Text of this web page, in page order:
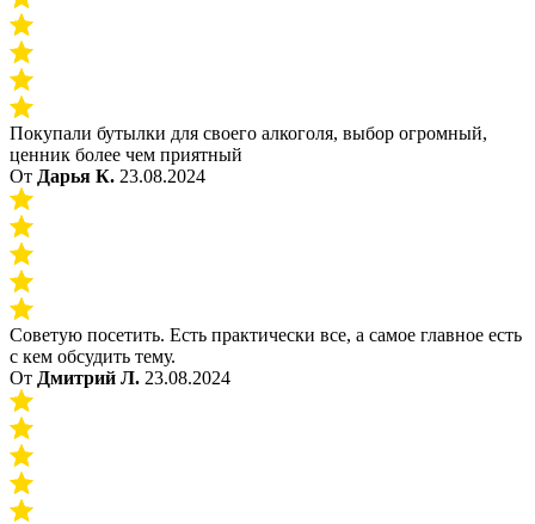
Покупали бутылки для своего алкоголя, выбор огромный,
ценник более чем приятный
От Дарья К. 23.08.2024
Советую посетить. Есть практически все, а самое главное есть
с кем обсудить тему.
От Дмитрий Л. 23.08.2024